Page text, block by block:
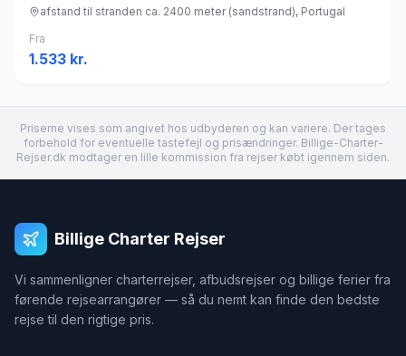
afstand til stranden ca. 2400 meter (sandstrand), Portugal
Fra
1.533 kr.
Priserne vises som angivet hos udbyderen og kan variere. Der tages
forbehold for eventuelle tastefejl og prisændringer. Billige-Charter-
Rejser.dk modtager en lille kommission fra rejser købt igennem siden.
Billige Charter Rejser
Vi sammenligner charterrejser, afbudsrejser og billige ferier fra
førende rejsearrangører — så du nemt kan finde den bedste
rejse til den rigtige pris.